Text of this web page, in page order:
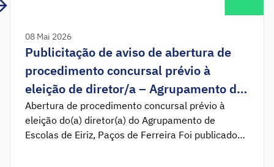
08 Mai 2026
Publicitação de aviso de abertura de
procedimento concursal prévio à
eleição de diretor/a – Agrupamento de
Escolas de Eiriz, Paços de Ferreira
Abertura de procedimento concursal prévio à
eleição do(a) diretor(a) do Agrupamento de
Escolas de Eiriz, Paços de Ferreira Foi publicado